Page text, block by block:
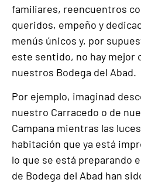
familiares, reencuentros
queridos, empeño y
menús únicos y, por
este sentido, no hay mejor
nuestros Bodega del Abad.
Por ejemplo, imaginad
nuestro Carracedo o de
Campana mientras las
habitación que ya está
lo que se está preparando
de Bodega del Abad han